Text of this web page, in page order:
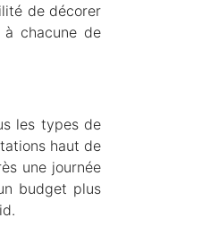
de décorer
à chacune de
les types de
haut de
une journée
budget plus